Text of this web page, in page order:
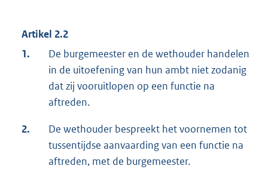
Artikel 2.2
1.
De burgemeester en de wethouder handelen
in de uitoefening van hun ambt niet zodanig
dat zij vooruitlopen op een functie na
aftreden.
2.
De wethouder bespreekt het voornemen tot
tussentijdse aanvaarding van een functie na
aftreden, met de burgemeester.